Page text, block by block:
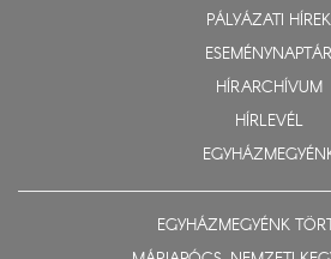
PÁLYÁZATI HÍREK
ESEMÉNYNAPTÁR
HÍRARCHÍVUM
HÍRLEVÉL
EGYHÁZMEGYÉNK